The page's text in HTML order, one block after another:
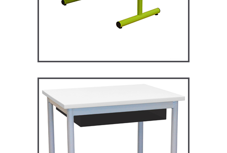
TD4P75 – Dale table 4 pieds
70×50